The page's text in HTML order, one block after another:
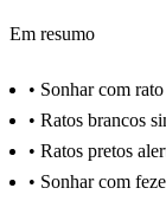
Em resumo
• Sonhar com
• Ratos brancos
• Ratos pretos
• Sonhar com